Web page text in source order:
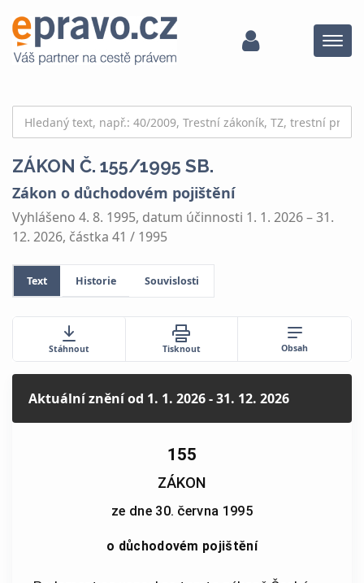
Menu
ZÁKON Č. 155/1995 SB.
Zákon o důchodovém pojištění
Vyhlášeno 4. 8. 1995, datum účinnosti 1. 1. 2026 – 31.
12. 2026, částka 41 / 1995
Text Historie Souvislosti
Stáhnout Tisknout Obsah
Aktuální zněníod 1. 1. 2026 - 31. 12. 2026
155
ZÁKON
ze dne 30. června 1995
o důchodovém pojištění